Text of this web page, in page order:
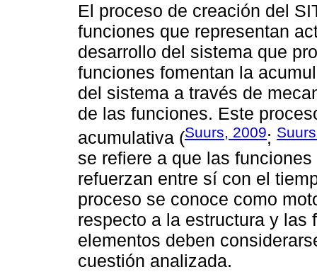
El proceso de creación del
funciones que representan
desarrollo del sistema que
funciones fomentan la
del sistema a través de
de las funciones. Este
acumulativa (Suurs, 2009;
se refiere a que las
refuerzan entre sí con el
proceso se conoce como
respecto a la estructura y las
elementos deben
cuestión analizada.